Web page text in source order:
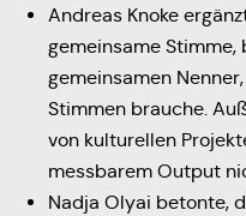
Andreas Knoke
gemeinsame
gemeinsamen
Stimmen brauche.
von kulturellen
messbarem Output
Nadja Olyai betonte,